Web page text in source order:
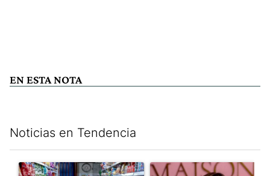
EN ESTA NOTA
Noticias en Tendencia
Un artículo de tendencia con el título "La inflación en CABA
Un artículo de tendencia con